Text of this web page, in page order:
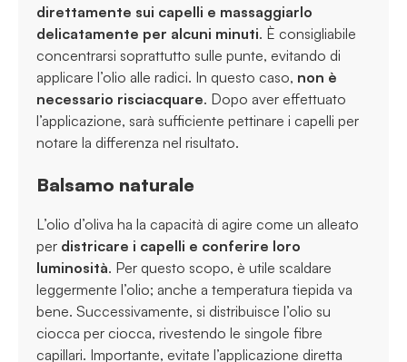
direttamente sui capelli e massaggiarlo
delicatamente per alcuni minuti. È consigliabile
concentrarsi soprattutto sulle punte, evitando di
applicare l’olio alle radici. In questo caso, non è
necessario risciacquare. Dopo aver effettuato
l’applicazione, sarà sufficiente pettinare i capelli per
notare la differenza nel risultato.
Balsamo naturale
L’olio d’oliva ha la capacità di agire come un alleato
per districare i capelli e conferire loro
luminosità. Per questo scopo, è utile scaldare
leggermente l’olio; anche a temperatura tiepida va
bene. Successivamente, si distribuisce l’olio su
ciocca per ciocca, rivestendo le singole fibre
capillari. Importante, evitate l’applicazione diretta